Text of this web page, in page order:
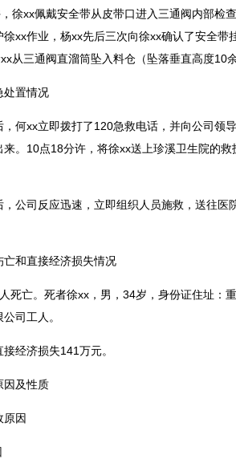
徐xx佩戴安全带从皮带口进入三通阀内部检
xx作业，杨xx先后三次向徐xx确认了安全带
从三通阀直溜筒坠入料仓（坠落垂直高度10余
处置情况
，何xx立即拨打了120急救电话，并向公司领
来。10点18分许，将徐xx送上珍溪卫生院的
，公司反应迅速，立即组织人员施救，送往医
亡和直接经济损失情况
死亡。死者徐xx，男，34岁，身份证住址：
司工人。
经济损失141万元。
因及性质
原因